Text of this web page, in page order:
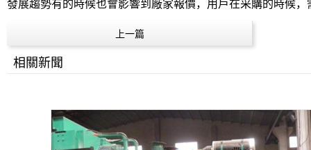
發展趨勢有的時候也會影響到廠家報價，用戶在采購的時候
上一篇
相關新聞